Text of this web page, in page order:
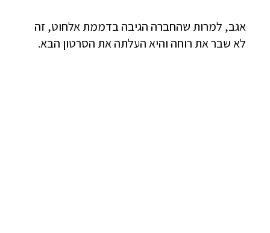
אגב, למרות שהחברה הגיבה בדממת אלחוט, זה
לא שבר את רוחה והיא העלתה את הסרטון הבא.